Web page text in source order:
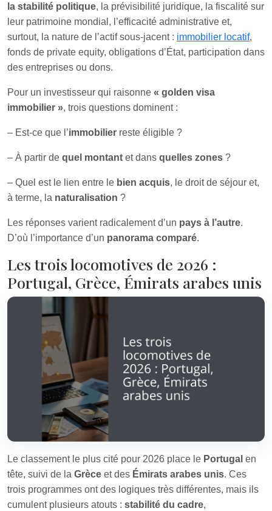
la stabilité politique, la prévisibilité juridique, la fiscalité sur
leur patrimoine mondial, l’efficacité administrative et,
surtout, la nature de l’actif sous-jacent : immobilier locatif,
fonds de private equity, obligations d’État, participation dans
des entreprises ou dons.
Pour un investisseur qui raisonne « golden visa
immobilier », trois questions dominent :
– Est-ce que l’immobilier reste éligible ?
– À partir de quel montant et dans quelles zones ?
– Quel est le lien entre le bien acquis, le droit de séjour et,
à terme, la naturalisation ?
Les réponses varient radicalement d’un pays à l’autre.
D’où l’importance d’un panorama comparé.
Les trois locomotives de 2026 :
Portugal, Grèce, Émirats arabes unis
Le classement le plus cité pour 2026 place le Portugal en
tête, suivi de la Grèce et des Émirats arabes unis. Ces
trois programmes ont des logiques très différentes, mais ils
cumulent plusieurs atouts : stabilité du cadre,